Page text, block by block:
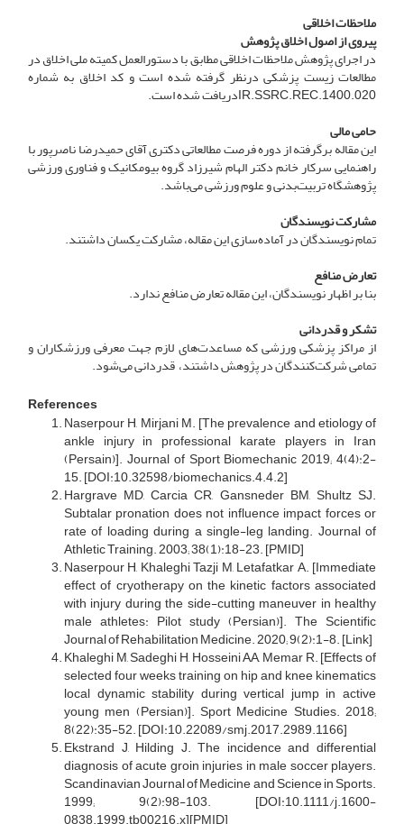
ملاحظات اخلاقی
پیروی از اصول اخلاق پژوهش
در اجرای پژوهش ملاحظات اخلاقی مطابق با دستورالعمل کمیته ملی اخلاق در
مطالعات زیست پزشکی درنظر گرفته شده است و کد اخلاق به شماره
IR.SSRC.REC.1400.020دریافت شده است.
حامی مالی
این مقاله برگرفته از دوره فرصت مطالعاتی دکتری آقای حمیدرضا ناصرپور با
راهنمایی سرکار خانم دکتر الهام شیرزاد گروه بیومکانیک و فناوری ورزشی
پژوهشگاه تربیت‌بدنی و علوم ورزشی می‌باشد.
مشارکت نویسندگان
تمام نویسندگان در آماده‌سازی این مقاله، مشارکت یکسان داشتند.
تعارض منافع
بنا بر اظهار نویسندگان، این مقاله تعارض منافع ندارد.
تشکر و قدردانی
از مراکز پزشکی ورزشی که مساعدت‌های لازم جهت معرفی ورزشکاران و
تمامی شرکت‌کنندگان در پژوهش داشتند، قدردانی می‌شود.
References
Naserpour H, Mirjani M. [The prevalence and etiology of
ankle injury in professional karate players in Iran
(Persain)]. Journal of Sport Biomechanic 2019; 4(4):2-
15. [DOI:10.32598/biomechanics.4.4.2]
Hargrave MD, Carcia CR, Gansneder BM, Shultz SJ.
Subtalar pronation does not influence impact forces or
rate of loading during a single-leg landing. Journal of
Athletic Training. 2003; 38(1):18-23. [PMID]
Naserpour H, Khaleghi Tazji M, Letafatkar A. [Immediate
effect of cryotherapy on the kinetic factors associated
with injury during the side-cutting maneuver in healthy
male athletes: Pilot study (Persian)]. The Scientific
Journal of Rehabilitation Medicine. 2020; 9(2):1-8. [Link]
Khaleghi M, Sadeghi H, Hosseini AA, Memar R. [Effects of
selected four weeks training on hip and knee kinematics
local dynamic stability during vertical jump in active
young men (Persian)]. Sport Medicine Studies. 2018;
8(22):35-52. [DOI:10.22089/smj.2017.2989.1166]
Ekstrand J, Hilding J. The incidence and differential
diagnosis of acute groin injuries in male soccer players.
Scandinavian Journal of Medicine and Science in Sports.
1999; 9(2):98-103. [DOI:10.1111/j.1600-